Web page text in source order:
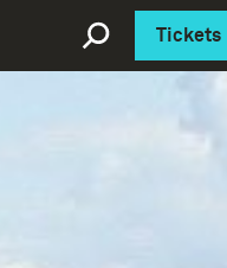
Tickets